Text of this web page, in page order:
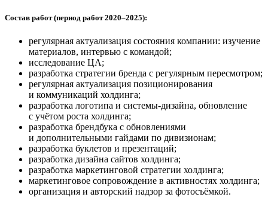
Состав работ (период работ 2020–2025):
регулярная актуализация состояния компании: изучение
материалов, интервью с командой;
исследование ЦА;
разработка стратегии бренда с регулярным пересмотром;
регулярная актуализация позиционирования
и коммуникаций холдинга;
разработка логотипа и системы-дизайна, обновление
с учётом роста холдинга;
разработка брендбука с обновлениями
и дополнительными гайдами по дивизионам;
разработка буклетов и презентаций;
разработка дизайна сайтов холдинга;
разработка маркетинговой стратегии холдинга;
маркетинговое сопровождение в активностях холдинга;
организация и авторский надзор за фотосъёмкой.